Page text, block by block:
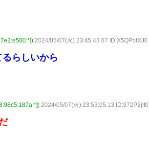
2024/05/07(火) 23:45:43.67 ID:X5QPblXJ0
らしいから
2024/05/07(火) 23:53:05.13 ID:972P2jIt0